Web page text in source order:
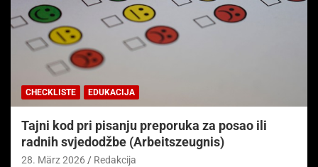
CHECKLISTE EDUKACIJA
Tajni kod pri pisanju preporuka za posao ili
radnih svjedodžbe (Arbeitszeugnis)
28. März 2026 Redakcija